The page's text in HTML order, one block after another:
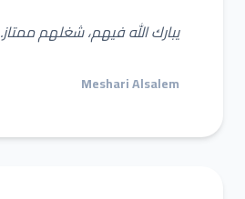
يبارك الله فيهم، شغلهم ممتاز.
Meshari Alsalem